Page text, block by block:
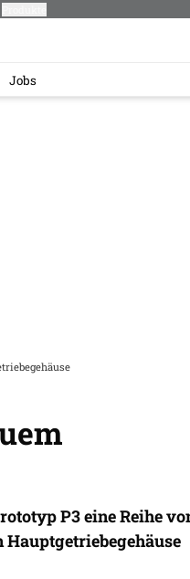
Jobs
P3 eine Reihe
Hauptgetriebegehäuse